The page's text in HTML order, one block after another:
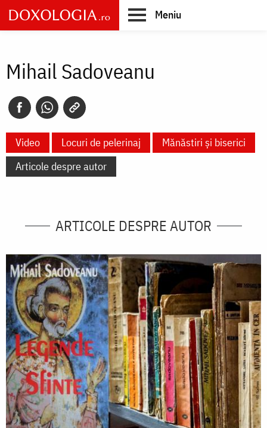
Skip
to
main
Meniu
Mihail Sadoveanu
Video Locuri de pelerinaj
Mănăstiri și biserici
Articole despre autor
ARTICOLE DESPRE AUTOR